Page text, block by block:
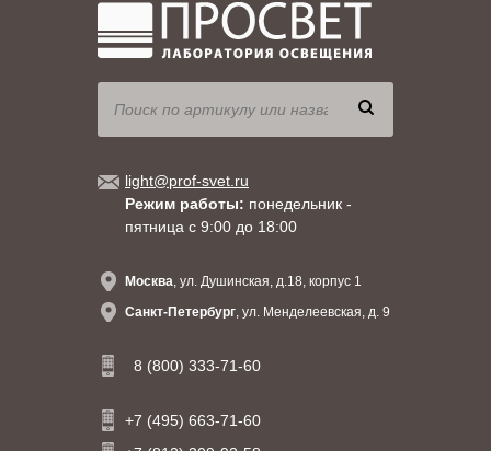
light@prof-svet.ru
Режим работы: понедельник -
пятница с 9:00 до 18:00
Москва, ул. Душинская, д.18, корпус 1
Санкт-Петербург, ул. Менделеевская, д. 9
8 (800) 333-71-60
+7 (495) 663-71-60